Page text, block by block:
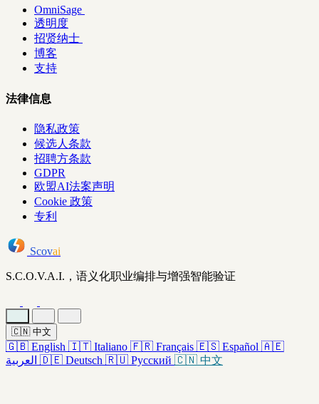
OmniSage
透明度
招贤纳士
博客
支持
法律信息
隐私政策
候选人条款
招聘方条款
GDPR
欧盟AI法案声明
Cookie 政策
专利
Scovai
S.C.O.V.A.I.，语义化职业编排与增强智能验证
🇨🇳 中文
🇬🇧 English 🇮🇹 Italiano 🇫🇷 Français 🇪🇸 Español 🇦🇪
العربية 🇩🇪 Deutsch 🇷🇺 Русский 🇨🇳 中文